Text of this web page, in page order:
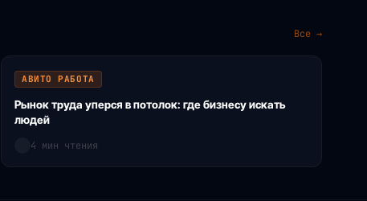
Все →
АВИТО РАБОТА
Рынок труда уперся в потолок: где бизнесу искать
людей
4 мин чтения